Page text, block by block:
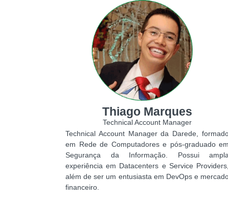
Thiago Marques
Technical Account Manager
Technical Account Manager da Darede,
em Rede de Computadores e pós-graduado em
Segurança da Informação. Possui ampla
experiência em Datacenters e Service Providers,
além de ser um entusiasta em DevOps e
financeiro.